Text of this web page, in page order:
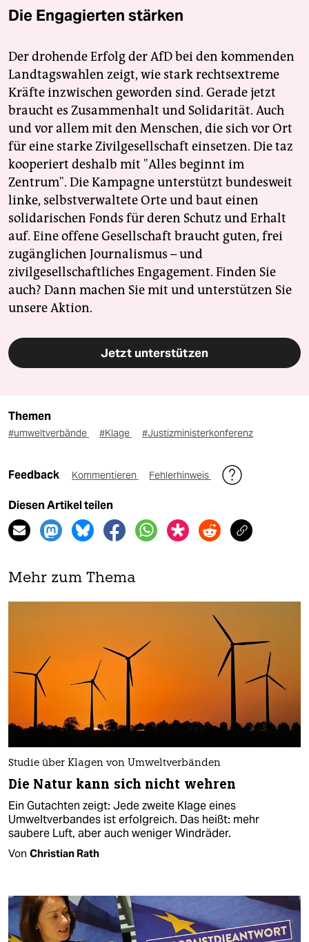
Die Engagierten stärken
Der drohende Erfolg der AfD bei den kommenden
Landtagswahlen zeigt, wie stark rechtsextreme
Kräfte inzwischen geworden sind. Gerade jetzt
braucht es Zusammenhalt und Solidarität. Auch
und vor allem mit den Menschen, die sich vor Ort
für eine starke Zivilgesellschaft einsetzen. Die taz
kooperiert deshalb mit "Alles beginnt im
Zentrum". Die Kampagne unterstützt bundesweit
linke, selbstverwaltete Orte und baut einen
solidarischen Fonds für deren Schutz und Erhalt
auf. Eine offene Gesellschaft braucht guten, frei
zugänglichen Journalismus – und
zivilgesellschaftliches Engagement. Finden Sie
auch? Dann machen Sie mit und unterstützen Sie
unsere Aktion.
Jetzt unterstützen
Themen
#umweltverbände #Klage #Justizministerkonferenz
Feedback Kommentieren Fehlerhinweis
Diesen Artikel teilen
Mehr zum Thema
Studie über Klagen von Umweltverbänden
Die Natur kann sich nicht wehren
Ein Gutachten zeigt: Jede zweite Klage eines
Umweltverbandes ist erfolgreich. Das heißt: mehr
saubere Luft, aber auch weniger Windräder.
Von Christian Rath